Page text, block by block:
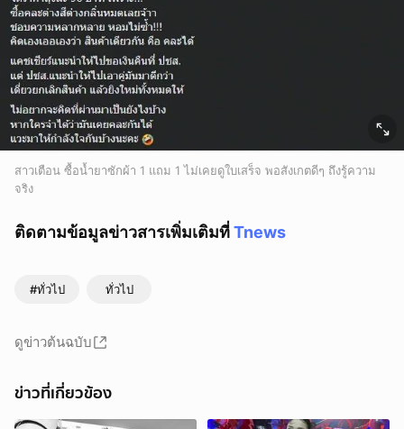
สาวเตือน ซื้อน้ำยาซักผ้า 1 แถม 1 ไม่เคยดูใบเสร็จ พอสังเกตดีๆ ถึงรู้ความ
จริง
ติดตามข้อมูลข่าวสารเพิ่มเติมที่Tnews
#ทั่วไป ทั่วไป
ดูข่าวต้นฉบับ
ข่าวที่เกี่ยวข้อง